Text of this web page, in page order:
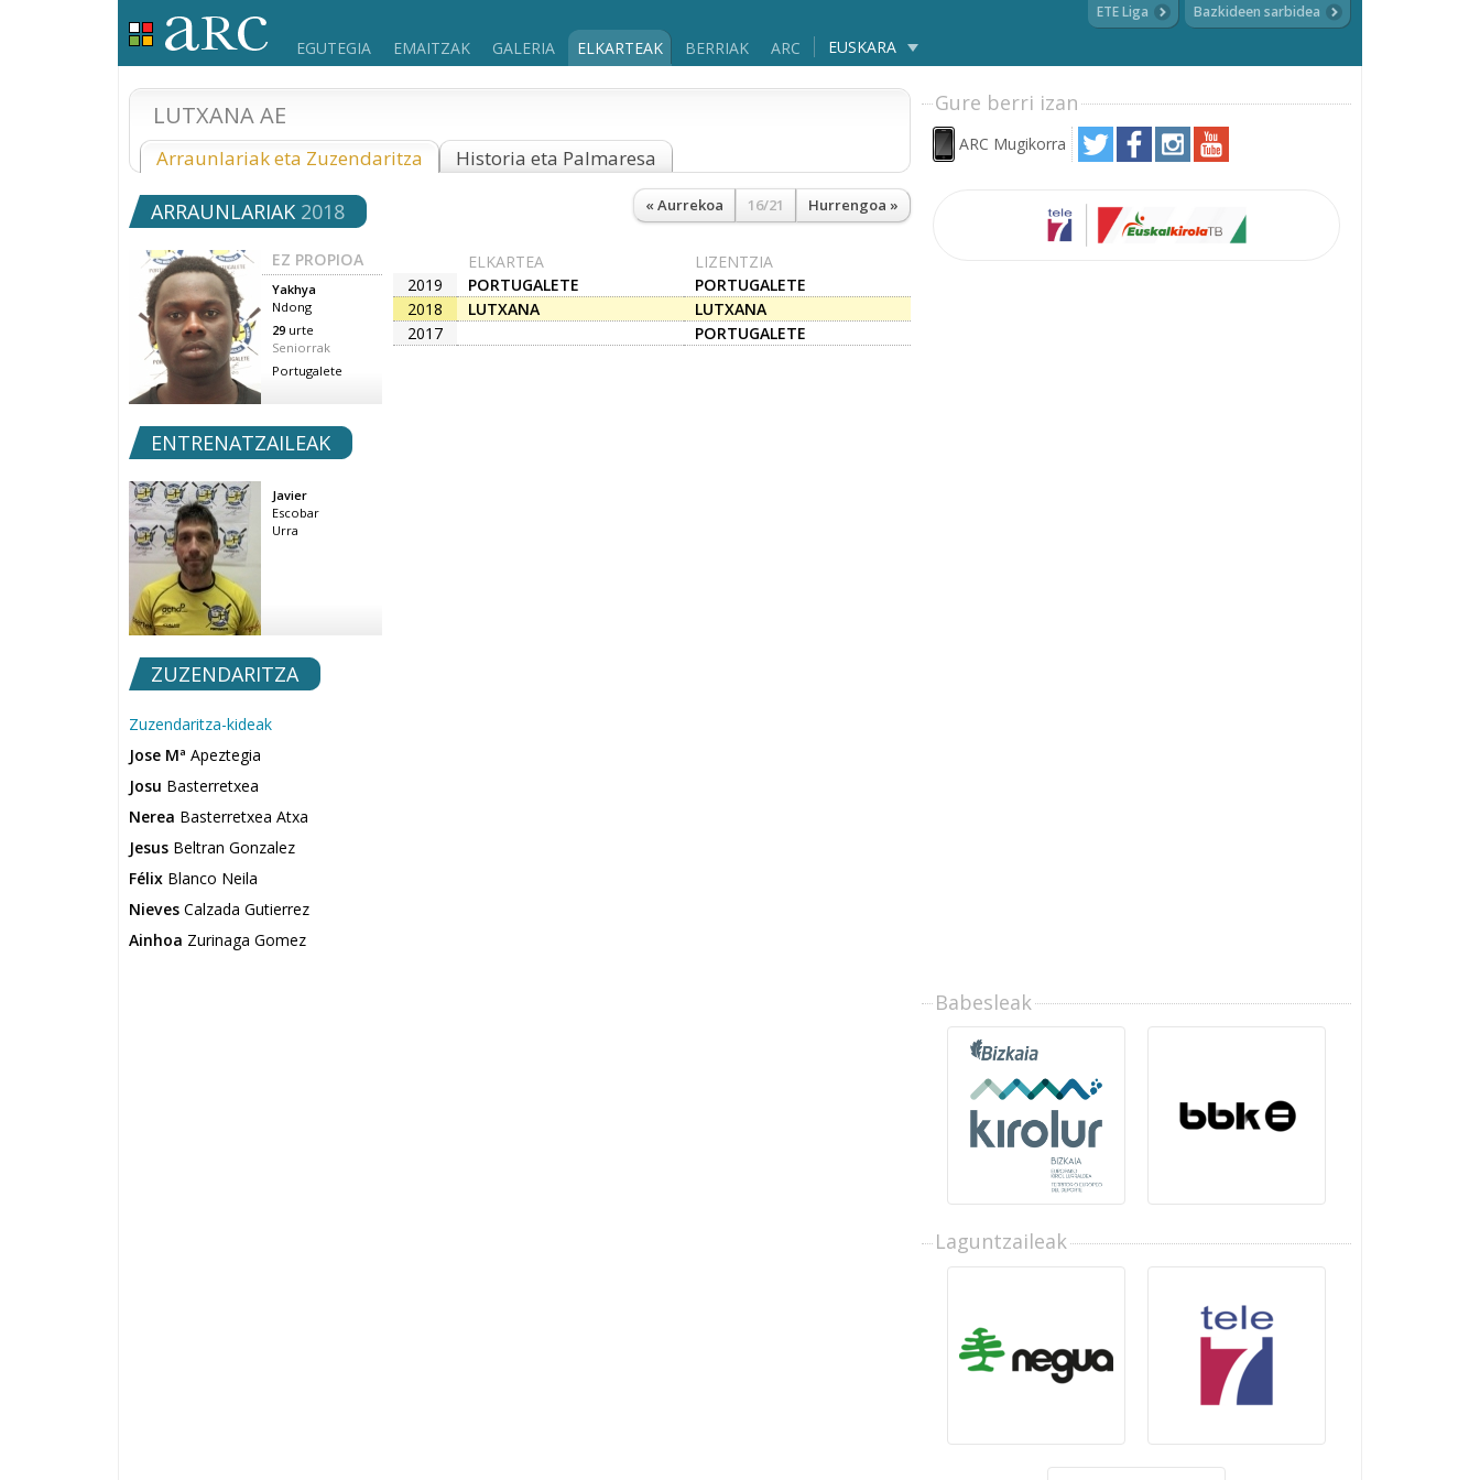
EGUTEGIA EMAITZAK GALERIA ELKARTEAK BERRIAK ARC EUSKARA
ETE Liga Bazkideen sarbidea
LUTXANA AE
Arraunlariak eta Zuzendaritza Historia eta Palmaresa
« Aurrekoa 16/21 Hurrengoa »
ARRAUNLARIAK 2018
EZ PROPIOA
Yakhya
Ndong
29 urte
Seniorrak
Portugalete
ELKARTEA
LIZENTZIA
2019
PORTUGALETE
PORTUGALETE
2018
LUTXANA
LUTXANA
2017
PORTUGALETE
ENTRENATZAILEAK
Javier
Escobar
Urra
ZUZENDARITZA
Zuzendaritza-kideak
Jose Mª Apeztegia
Josu Basterretxea
Nerea Basterretxea Atxa
Jesus Beltran Gonzalez
Félix Blanco Neila
Nieves Calzada Gutierrez
Ainhoa Zurinaga Gomez
Gure berri izan
ARC Mugikorra
Babesleak
Laguntzaileak